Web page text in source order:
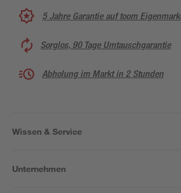
5 Jahre Garantie auf toom
Sorglos, 90 Tage Umtauschgarantie
Abholung im Markt in 2 Stunden
Wissen & Service
Unternehmen